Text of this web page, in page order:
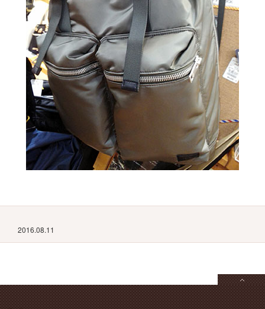
2016.08.11